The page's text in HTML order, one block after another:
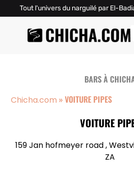
Tout l'univers du narguilé par El-
BARS À
Chicha.com »VOITURE PIPES
VOITURE
159 Jan hofmeyer road ,
ZA